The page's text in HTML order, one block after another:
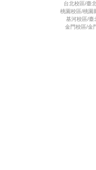
台北校區/臺
桃園校區/桃園
基河校區/臺
金門校區/金